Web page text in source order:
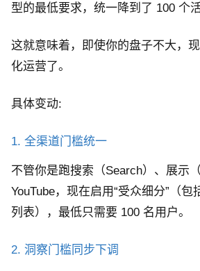
型的最低要求，统一降到了 100 个
这就意味着，即使你的盘子不大，
化运营了。
具体变动:
1. 全渠道门槛统一
不管你是跑搜索（Search）、展示
YouTube，现在启用“受众细分”（包
列表），最低只需要 100 名用户。
2. 洞察门槛同步下调